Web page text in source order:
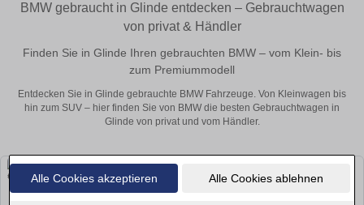
Alle Cookies akzeptieren Alle Cookies ablehnen
BMW gebraucht in Glinde entdecken – Gebrauchtwagen
von privat & Händler
Finden Sie in Glinde Ihren gebrauchten BMW – vom Klein- bis
zum Premiummodell
Entdecken Sie in Glinde gebrauchte BMW Fahrzeuge. Von Kleinwagen bis
hin zum SUV – hier finden Sie von BMW die besten Gebrauchtwagen in
Glinde von privat und vom Händler.